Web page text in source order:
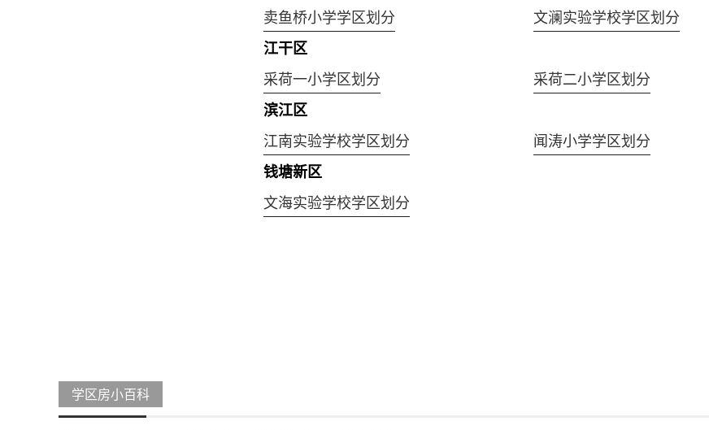
卖鱼桥小学学区划分 文澜实验学校学区划分
江干区
采荷一小学区划分 采荷二小学区划分
滨江区
江南实验学校学区划分 闻涛小学学区划分
钱塘新区
文海实验学校学区划分
学区房小百科